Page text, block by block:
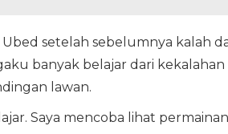
setelah sebelumnya kalah
banyak belajar dari kekalahan
lawan.
Saya mencoba lihat